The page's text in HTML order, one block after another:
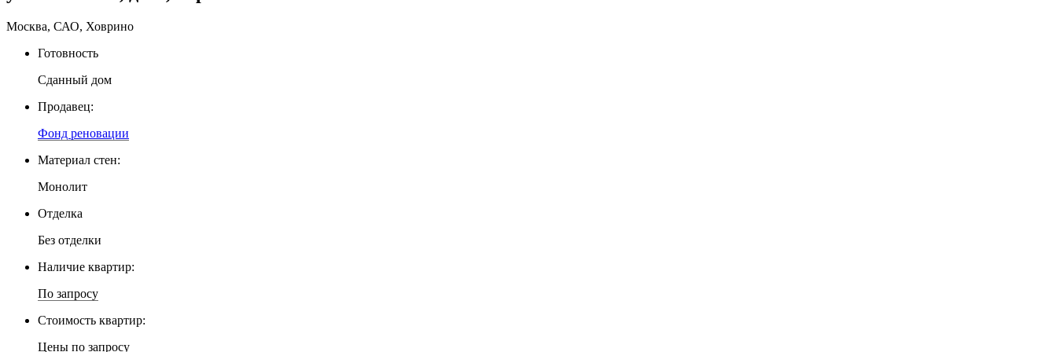
Москва, САО, Ховрино
Готовность
Сданный дом
Продавец:
Фонд реновации
Материал стен:
Монолит
Отделка
Без отделки
Наличие квартир:
По запросу
Стоимость квартир:
Цены по запросу